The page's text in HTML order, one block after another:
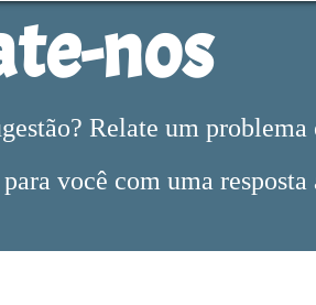
nos
Relate um problema
você com uma resposta